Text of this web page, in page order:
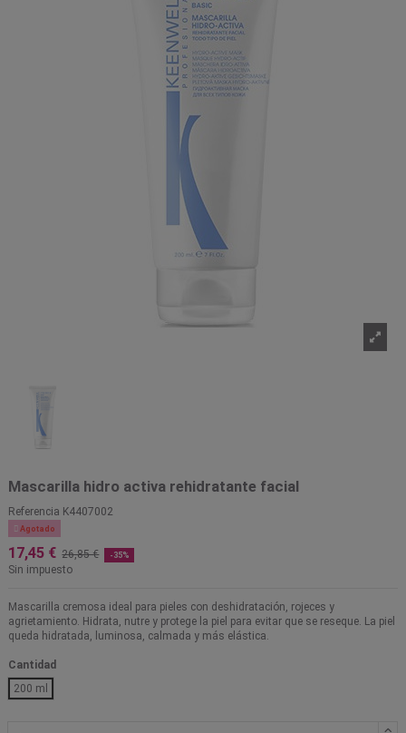
Mascarilla hidro activa rehidratante facial
Referencia K4407002
 Agotado
17,45 € 26,85 € -35%
Sin impuesto
Mascarilla cremosa ideal para pieles con deshidratación, rojeces y
agrietamiento. Hidrata, nutre y protege la piel para evitar que se reseque. La piel
queda hidratada, luminosa, calmada y más elástica.
Cantidad
200 ml